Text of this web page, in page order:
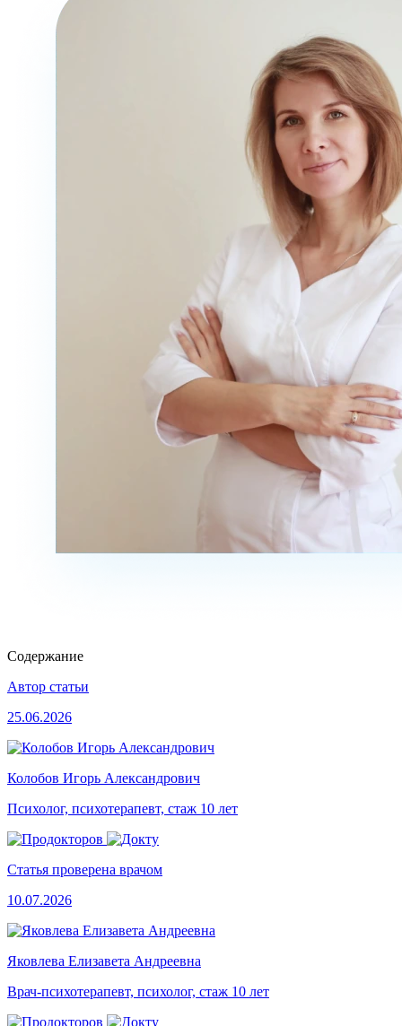
Содержание
Автор статьи
25.06.2026
Колобов Игорь Александрович
Психолог, психотерапевт, стаж 10 лет
Статья проверена врачом
10.07.2026
Яковлева Елизавета Андреевна
Врач-психотерапевт, психолог, стаж 10 лет